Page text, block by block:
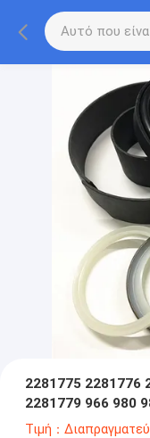
2281775 2281776
2281779 966 980
Τιμή：